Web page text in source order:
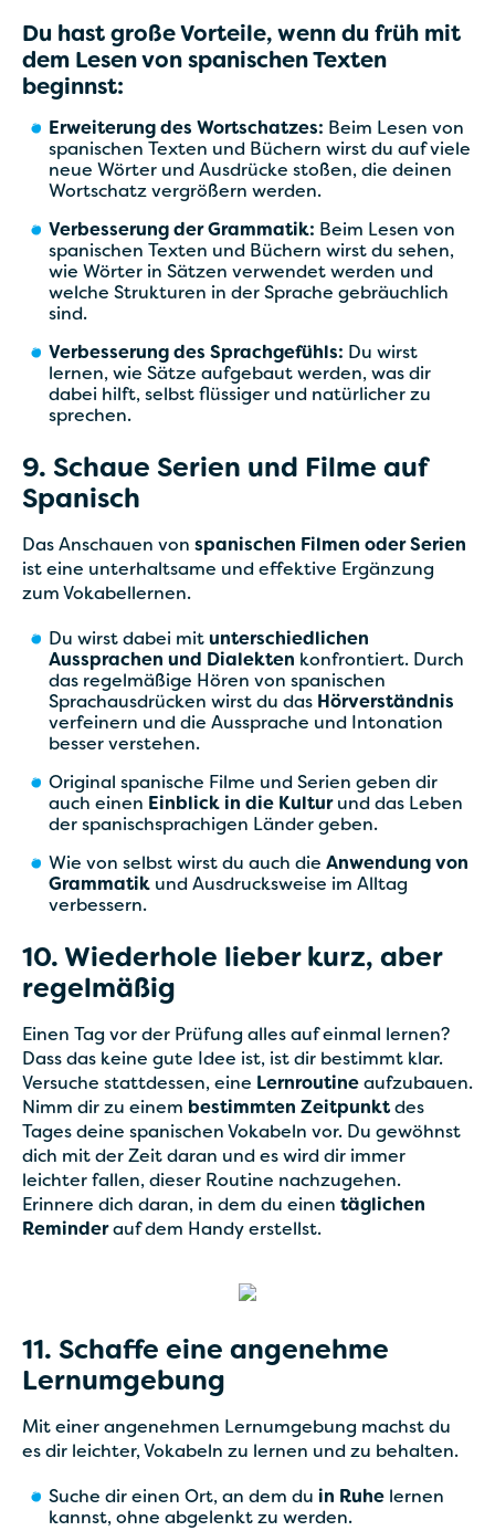
Du hast große Vorteile, wenn du früh mit
dem Lesen von spanischen Texten
beginnst:
Erweiterung des Wortschatzes: Beim Lesen von
spanischen Texten und Büchern wirst du auf viele
neue Wörter und Ausdrücke stoßen, die deinen
Wortschatz vergrößern werden.
Verbesserung der Grammatik: Beim Lesen von
spanischen Texten und Büchern wirst du sehen,
wie Wörter in Sätzen verwendet werden und
welche Strukturen in der Sprache gebräuchlich
sind.
Verbesserung des Sprachgefühls: Du wirst
lernen, wie Sätze aufgebaut werden, was dir
dabei hilft, selbst flüssiger und natürlicher zu
sprechen.
9. Schaue Serien und Filme auf
Spanisch
Das Anschauen von spanischen Filmen oder Serien
ist eine unterhaltsame und effektive Ergänzung
zum Vokabellernen.
Du wirst dabei mit unterschiedlichen
Aussprachen und Dialekten konfrontiert. Durch
das regelmäßige Hören von spanischen
Sprachausdrücken wirst du das Hörverständnis
verfeinern und die Aussprache und Intonation
besser verstehen.
Original spanische Filme und Serien geben dir
auch einen Einblick in die Kultur und das Leben
der spanischsprachigen Länder geben.
Wie von selbst wirst du auch die Anwendung von
Grammatik und Ausdrucksweise im Alltag
verbessern.
10. Wiederhole lieber kurz, aber
regelmäßig
‍Einen Tag vor der Prüfung alles auf einmal lernen?
Dass das keine gute Idee ist, ist dir bestimmt klar.
Versuche stattdessen, eine Lernroutine aufzubauen.
Nimm dir zu einem bestimmten Zeitpunktdes
Tages deine spanischen Vokabeln vor. Du gewöhnst
dich mit der Zeit daran und es wird dir immer
leichter fallen, dieser Routine nachzugehen.
Erinnere dich daran, in dem du einen täglichen
Reminderauf dem Handy erstellst.
11. Schaffe eine angenehme
Lernumgebung
Mit einer angenehmen Lernumgebung machst du
es dir leichter, Vokabeln zu lernen und zu behalten.
Suche dir einen Ort, an dem du in Ruhe lernen
kannst, ohne abgelenkt zu werden.